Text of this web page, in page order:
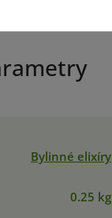
Bylinné elixíry
0.25 kg